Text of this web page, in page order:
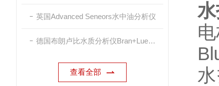
英国Advanced Seneors水中油分析仪
德国布朗卢比水质分析仪Bran+Luebbe
查看全部